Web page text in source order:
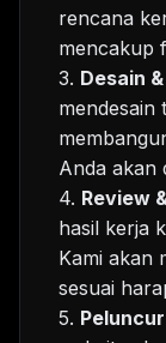
rencana
mencakup
3. Desain
mendesain
Anda akan
4. Review
hasil kerja
Kami akan
sesuai
5.